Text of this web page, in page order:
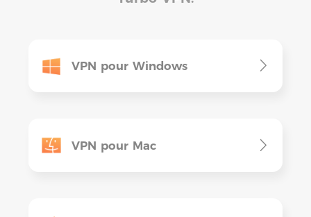
VPN pour Windows
VPN pour Mac